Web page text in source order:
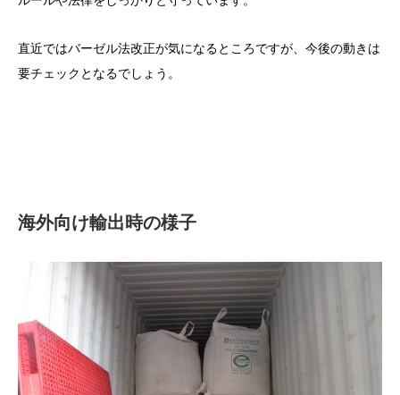
直近ではバーゼル法改正が気になるところですが、今後の動きは
要チェックとなるでしょう。
海外向け輸出時の様子